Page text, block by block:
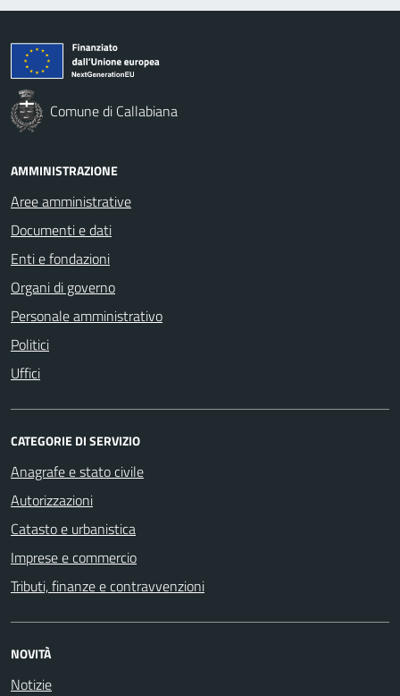
Comune di Callabiana
AMMINISTRAZIONE
Aree amministrative
Documenti e dati
Enti e fondazioni
Organi di governo
Personale amministrativo
Politici
Uffici
CATEGORIE DI SERVIZIO
Anagrafe e stato civile
Autorizzazioni
Catasto e urbanistica
Imprese e commercio
Tributi, finanze e contravvenzioni
NOVITÀ
Notizie